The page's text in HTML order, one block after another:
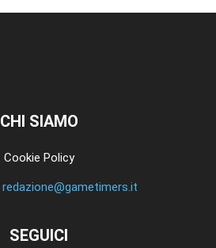
CHI SIAMO
Cookie Policy
redazione@gametimers.it
SEGUICI